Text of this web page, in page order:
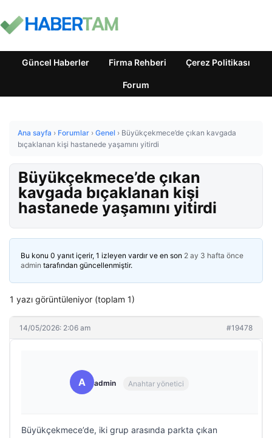
Güncel Haberler Firma Rehberi Çerez Politikası
Forum
Ana sayfa › Forumlar › Genel › Büyükçekmece’de çıkan kavgada
bıçaklanan kişi hastanede yaşamını yitirdi
Büyükçekmece’de çıkan
kavgada bıçaklanan kişi
hastanede yaşamını yitirdi
Bu konu 0 yanıt içerir, 1 izleyen vardır ve en son 2 ay 3 hafta önce
admin tarafından güncellenmiştir.
1 yazı görüntüleniyor (toplam 1)
14/05/2026: 2:06 am #19478
A admin Anahtar yönetici
Büyükçekmece’de, iki grup arasında parkta çıkan